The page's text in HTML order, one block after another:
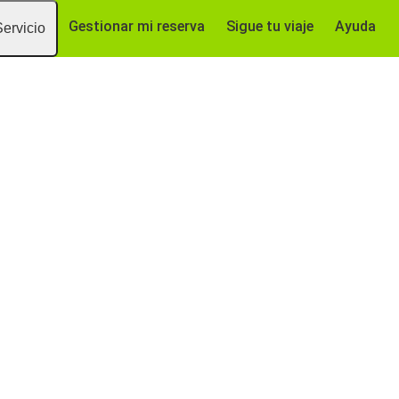
Gestionar mi reserva Sigue tu viaje Ayuda